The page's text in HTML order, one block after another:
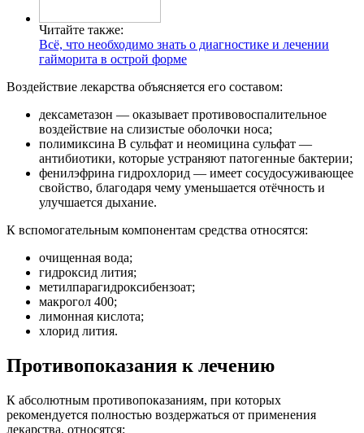
Читайте также:
Всё, что необходимо знать о диагностике и лечении
гайморита в острой форме
Воздействие лекарства объясняется его составом:
дексаметазон — оказывает противовоспалительное
воздействие на слизистые оболочки носа;
полимиксина B сульфат и неомицина сульфат —
антибиотики, которые устраняют патогенные бактерии;
фенилэфрина гидрохлорид — имеет сосудосуживающее
свойство, благодаря чему уменьшается отёчность и
улучшается дыхание.
К вспомогательным компонентам средства относятся:
очищенная вода;
гидроксид лития;
метилпарагидроксибензоат;
макрогол 400;
лимонная кислота;
хлорид лития.
Противопоказания к лечению
К абсолютным противопоказаниям, при которых
рекомендуется полностью воздержаться от применения
лекарства, относятся: